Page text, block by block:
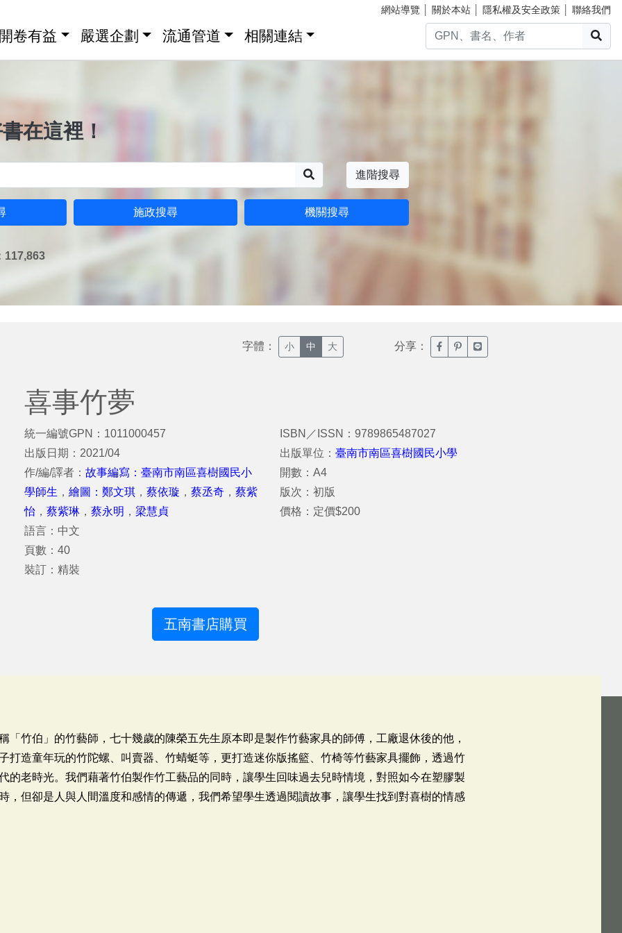
網站導覽 關於本站 隱私權及安全政策 聯絡我們
卷有益 嚴選企劃 流通管道 相關連結
在這裡！
進階搜尋
施政搜尋 機關搜尋
117,863
字體： 小 中 大 分享： 臉書分享(另開新視窗)
噗浪分享(另開新視窗)
Line分享(另開新視窗)
喜事竹夢
統一編號GPN：1011000457
出版日期：2021/04
作/編/譯者： 故事編寫：臺南市南區喜樹國民小
學師生 ， 繪圖：鄭文琪 ， 蔡依璇 ， 蔡丞奇 ， 蔡紫
怡 ， 蔡紫琳 ， 蔡永明 ， 梁慧貞
語言：中文
頁數：40
裝訂：精裝
ISBN／ISSN：9789865487027
出版單位：臺南市南區喜樹國民小學
開數：A4
版次：初版
價格：定價$200
五南書店購買
「竹伯」的竹藝師，七十幾歲的陳榮五先生原本即是製作竹藝家具的師傅，工廠退休後的他，
打造童年玩的竹陀螺、叫賣器、竹蜻蜓等，更打造迷你版搖籃、竹椅等竹藝家具擺飾，透過竹
的老時光。我們藉著竹伯製作竹工藝品的同時，讓學生回味過去兒時情境，對照如今在塑膠製
，但卻是人與人間溫度和感情的傳遞，我們希望學生透過閱讀故事，讓學生找到對喜樹的情感